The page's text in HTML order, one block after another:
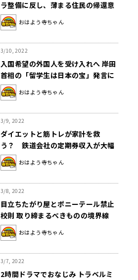
ラ整備に反し、薄まる住民の帰還意
欲
おはよう寺ちゃん
3/10, 2022
入国希望の外国人を受け入れへ 岸田
首相の「留学生は日本の宝」発言に
冷笑するしかない？
おはよう寺ちゃん
3/9, 2022
ダイエットと筋トレが家計を救
う？ 鉄道会社の定期券収入が大幅
減少
おはよう寺ちゃん
3/8, 2022
目立ちたがり屋とポニーテール禁止
校則 取り締まるべきものの境界線
は？
おはよう寺ちゃん
3/7, 2022
2時間ドラマでおなじみ トラベルミ